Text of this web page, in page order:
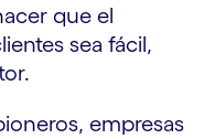
que el
sea fácil,
empresas